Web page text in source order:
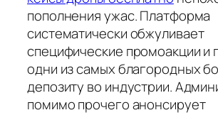
пополнения ужас. Платформа
систематически обжуливает
специфические промоакции и
одни из самых благородных
депозиту во индустрии.
помимо прочего анонсирует